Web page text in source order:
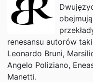
renesansu autorów
Leonardo Bruni,
Angelo Poliziano,
Manetti.